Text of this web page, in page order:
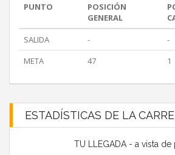
PUNTO
POSICIÓN
GENERAL
SALIDA
-
-
META
47 1
ESTADÍSTICAS DE LA
TU LLEGADA - a vista de